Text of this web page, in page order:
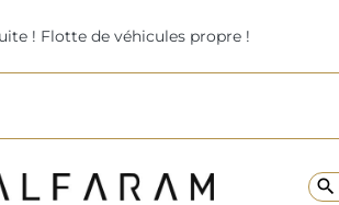
! Flotte de véhicules propre !
search